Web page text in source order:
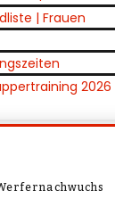
| Frauen
2026